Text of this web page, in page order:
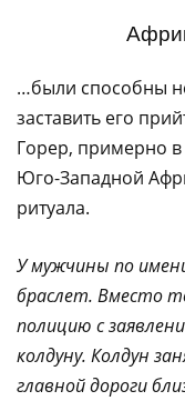
…были способны
заставить его
Горер, примерно
Юго-Западной
ритуала.
У мужчины по
браслет. Вместо
полицию с
колдуну. Колдун
главной дороги